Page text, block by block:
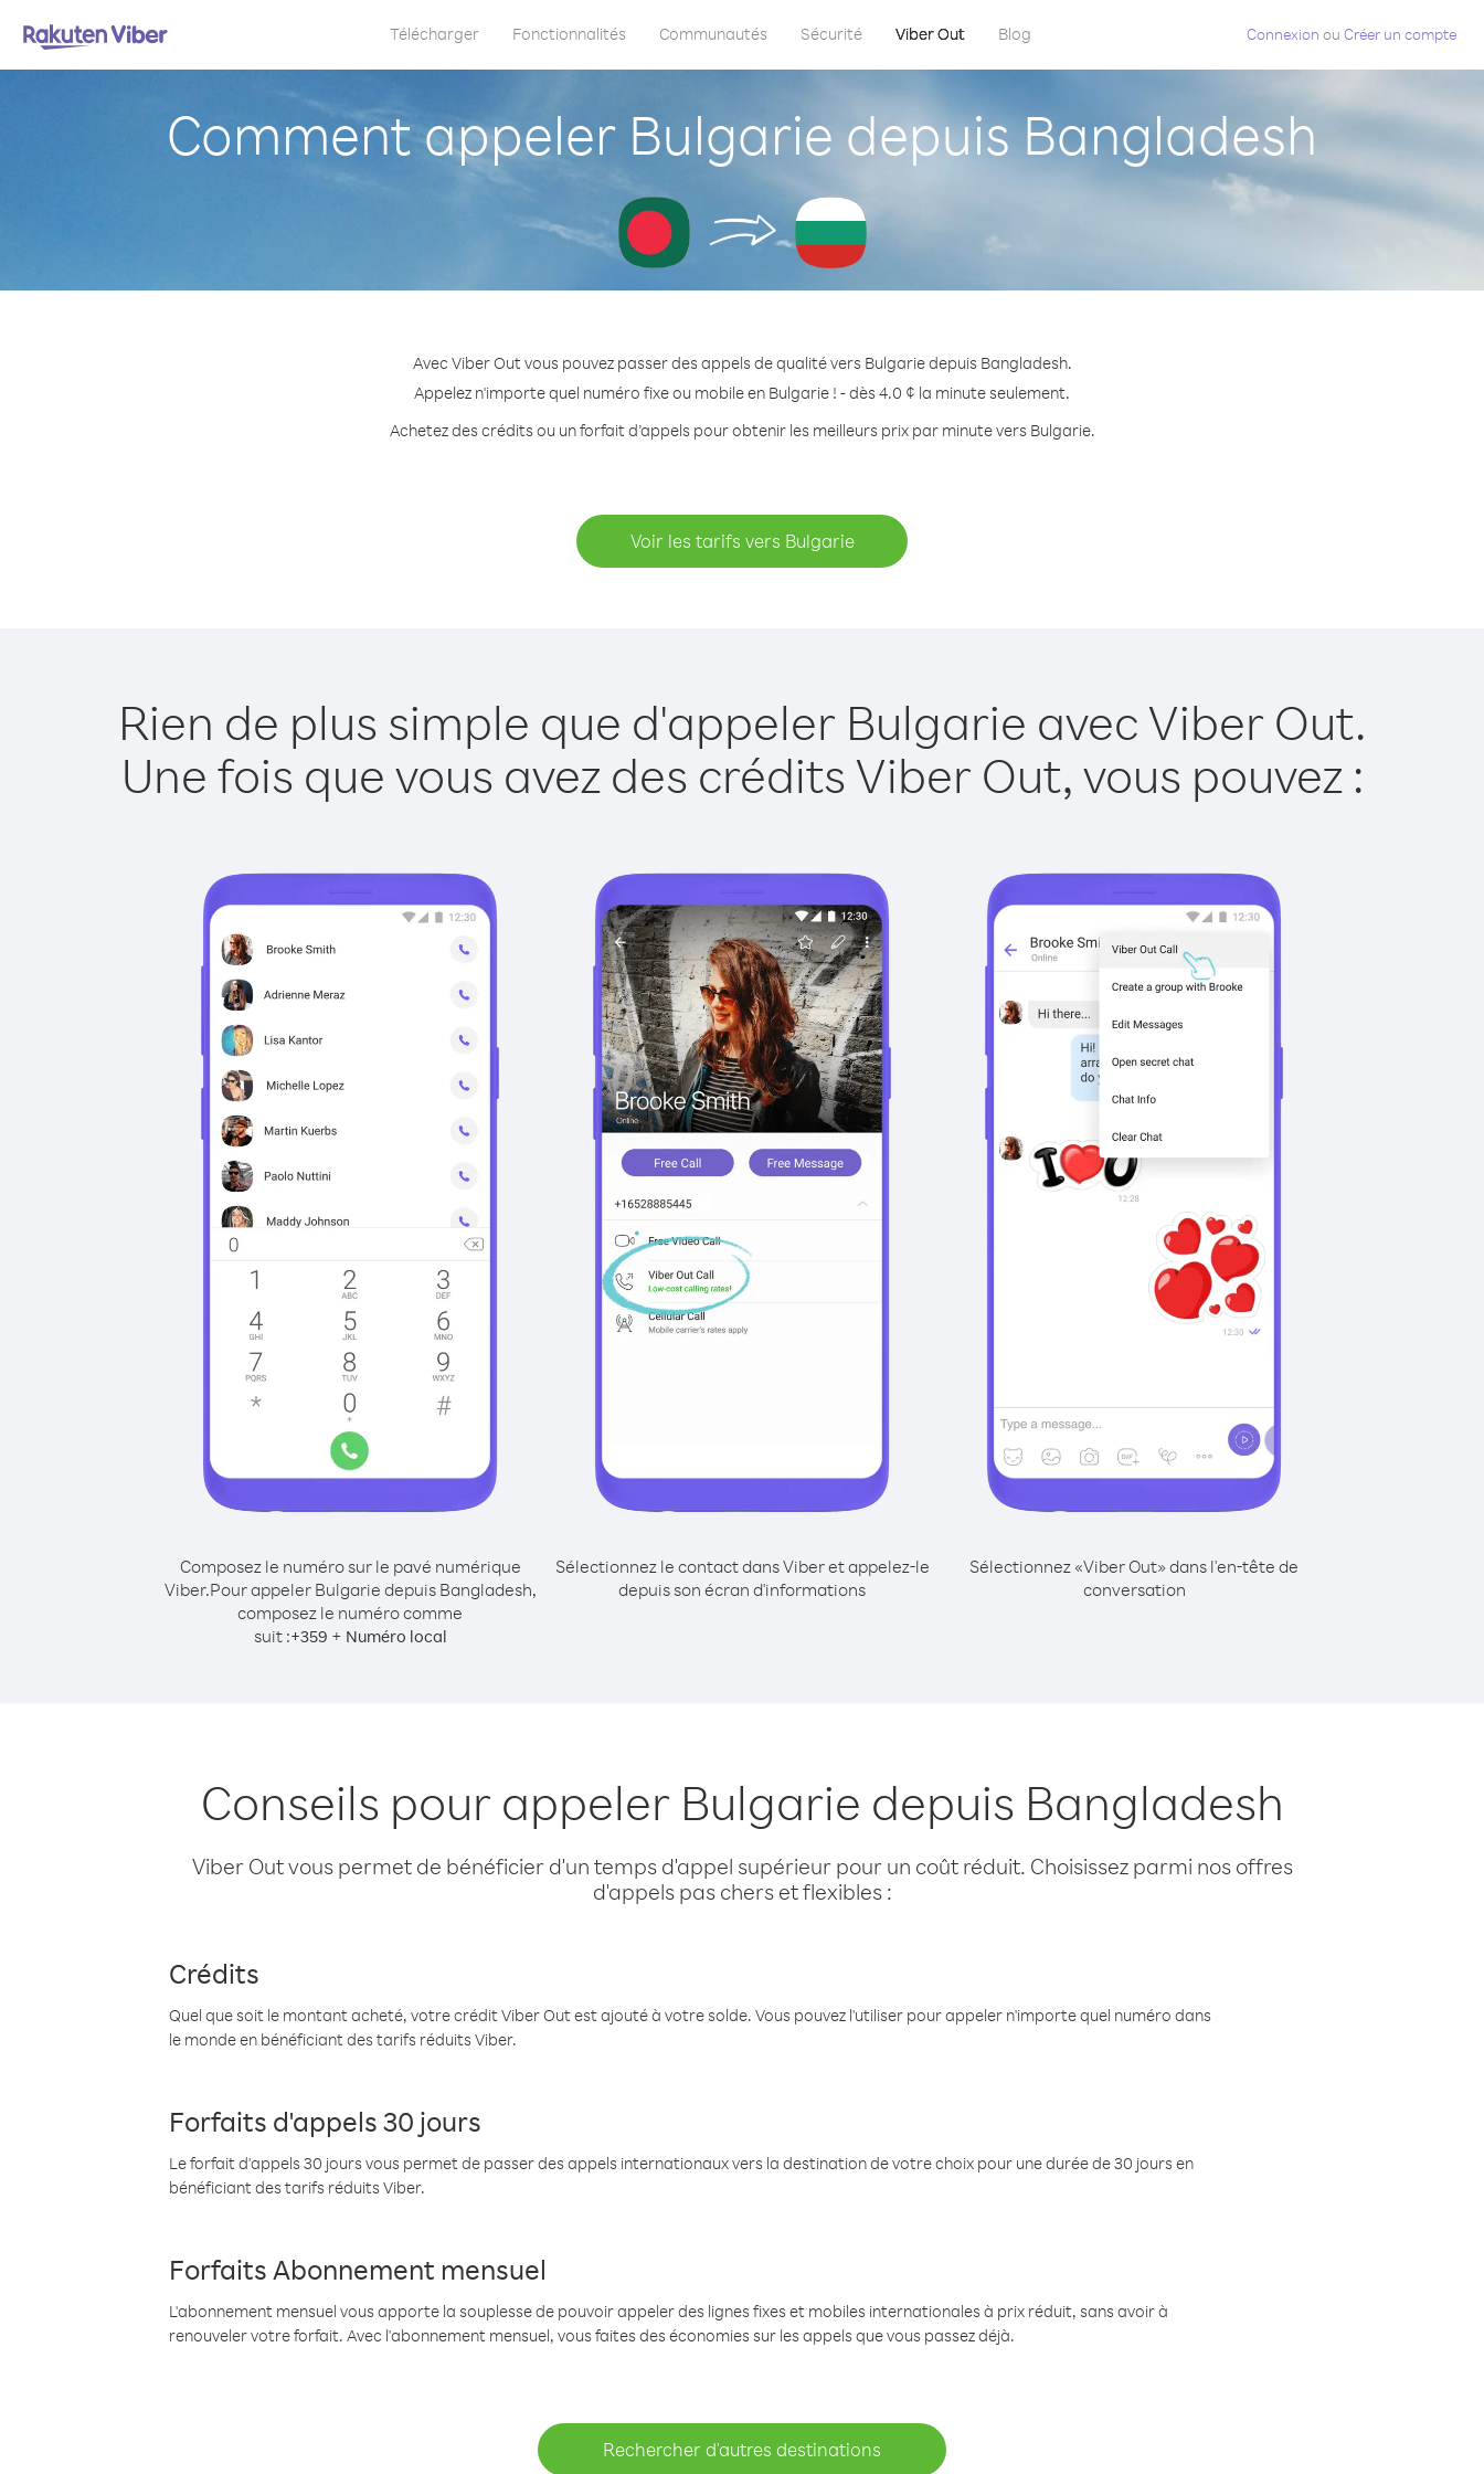
Télécharger Fonctionnalités Communautés Sécurité Viber Out Blog Connexion ou Créer un compte
Comment appeler Bulgarie depuis Bangladesh
Avec Viber Out vous pouvez passer des appels de qualité vers Bulgarie depuis Bangladesh.
Appelez n'importe quel numéro fixe ou mobile en Bulgarie ! - dès 4.0 ¢ la minute seulement.
Achetez des crédits ou un forfait d’appels pour obtenir les meilleurs prix par minute vers Bulgarie.
Voir les tarifs vers Bulgarie
Rien de plus simple que d'appeler Bulgarie avec Viber Out.
Une fois que vous avez des crédits Viber Out, vous pouvez :
Composez le numéro sur le pavé numérique
Viber.Pour appeler Bulgarie depuis Bangladesh,
composez le numéro comme
suit :+359 + Numéro local
Sélectionnez le contact dans Viber et appelez-le
depuis son écran d'informations
Sélectionnez «Viber Out» dans l'en-tête de
conversation
Conseils pour appeler Bulgarie depuis Bangladesh
Viber Out vous permet de bénéficier d'un temps d'appel supérieur pour un coût réduit. Choisissez parmi nos offres
d'appels pas chers et flexibles :
Crédits
Quel que soit le montant acheté, votre crédit Viber Out est ajouté à votre solde. Vous pouvez l'utiliser pour appeler n'importe quel numéro dans
le monde en bénéficiant des tarifs réduits Viber.
Forfaits d'appels 30 jours
Le forfait d'appels 30 jours vous permet de passer des appels internationaux vers la destination de votre choix pour une durée de 30 jours en
bénéficiant des tarifs réduits Viber.
Forfaits Abonnement mensuel
L'abonnement mensuel vous apporte la souplesse de pouvoir appeler des lignes fixes et mobiles internationales à prix réduit, sans avoir à
renouveler votre forfait. Avec l'abonnement mensuel, vous faites des économies sur les appels que vous passez déjà.
Rechercher d'autres destinations